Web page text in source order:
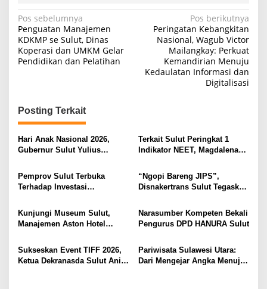
N
a
v
a
s
i
p
o
s
Pos sebelumnya
Penguatan Manajemen
KDKMP se Sulut, Dinas
Koperasi dan UMKM Gelar
Pendidikan dan Pelatihan
Pos berikutnya
Peringatan Kebangkitan
Nasional, Wagub Victor
Mailangkay: Perkuat
Kemandirian Menuju
Kedaulatan Informasi dan
Digitalisasi
Posting Terkait
Hari Anak Nasional 2026,
Gubernur Sulut Yulius
Ruang Aman Bagi Anak, di
Lingkungan Fisik Maupun di
Ruang Digital
Terkait Sulut Peringkat 1
Indikator NEET, Magdalena
Secara Proposional, Agar
Tidak Timbul Persepsi Keliru
Pemprov Sulut Terbuka
Terhadap Investasi
“Ngopi Bareng JIPS”,
Disnakertrans Sulut Tegaskan
Pekerja dari Ancaman PHK
Kunjungi Museum Sulut,
Manajemen Aston Hotel
Kebudayaan Ke Wisatawan
Narasumber Kompeten Bekali
Pengurus DPD HANURA Sulut
Sukseskan Event TIFF 2026,
Ketua Dekranasda Sulut Anik
Pariwisata Sulawesi Utara:
Dari Mengejar Angka Menuju